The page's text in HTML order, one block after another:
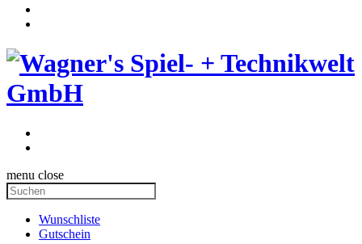
menu close
Wunschliste
Gutschein